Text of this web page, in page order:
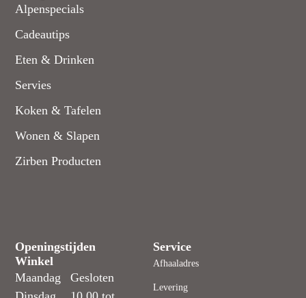
Alpenspecials
Cadeautips
Eten & Drinken
Servies
Koken & Tafelen
Wonen & Slapen
Zirben Producten
Openingstijden
Winkel
Maandag
Gesloten
Service
Afhaaladres
Levering